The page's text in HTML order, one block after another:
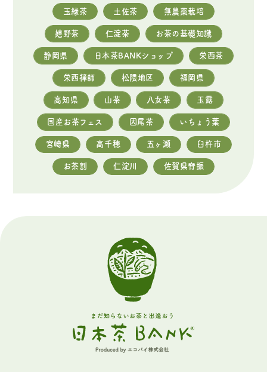
玉緑茶 土佐茶 無農薬栽培
嬉野茶 仁淀茶 お茶の基礎知識
静岡県 日本茶BANKショップ 栄西茶
栄西禅師 松隈地区 福岡県
高知県 山茶 八女茶 玉露
国産お茶フェス 因尾茶 いちょう葉
宮崎県 高千穂 五ヶ瀬 臼杵市
お茶割 仁淀川 佐賀県脊振